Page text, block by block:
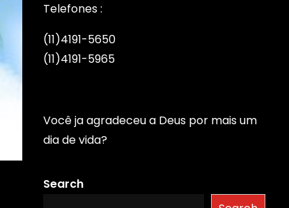
Telefones :
(11)4191-5650
(11)4191-5965
Você ja agradeceu a Deus por mais um
dia de vida?
Search